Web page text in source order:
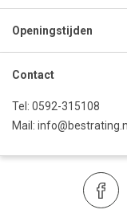
Openingstijden
Contact
Tel: 0592-315108
Mail: info@bestrating.nl